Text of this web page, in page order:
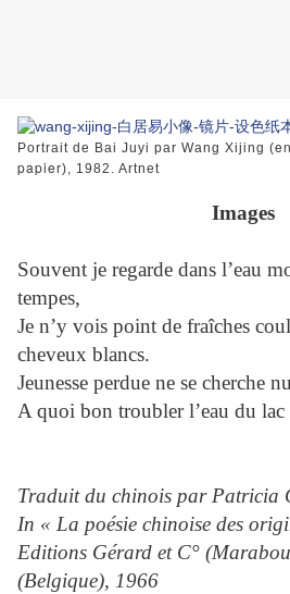
Portrait de Bai Juyi par Wang Xijing (
papier), 1982. Artnet
Images
Souvent je regarde dans l’eau
tempes,
Je n’y vois point de fraîches
cheveux blancs.
Jeunesse perdue ne se cherche
A quoi bon troubler l’eau du lac
Traduit du chinois par Patricia
In « La poésie chinoise des
Editions Gérard et C°
(Belgique), 1966